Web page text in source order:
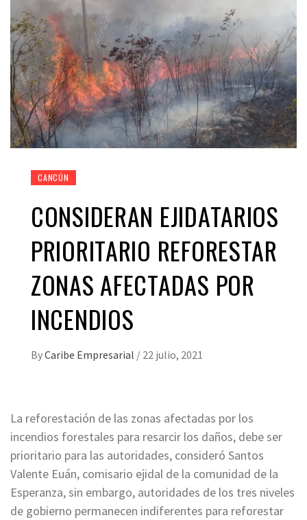
CANCÚN
CONSIDERAN EJIDATARIOS
PRIORITARIO REFORESTAR
ZONAS AFECTADAS POR
INCENDIOS
ByCaribe Empresarial / 22 julio, 2021
La reforestación de las zonas afectadas por los
incendios forestales para resarcir los daños, debe ser
prioritario para las autoridades, consideró Santos
Valente Euán, comisario ejidal de la comunidad de la
Esperanza, sin embargo, autoridades de los tres niveles
de gobierno permanecen indiferentes para reforestar